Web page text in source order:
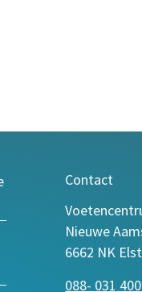
Contact
Nieuwe
6662 NK Elst
088- 031